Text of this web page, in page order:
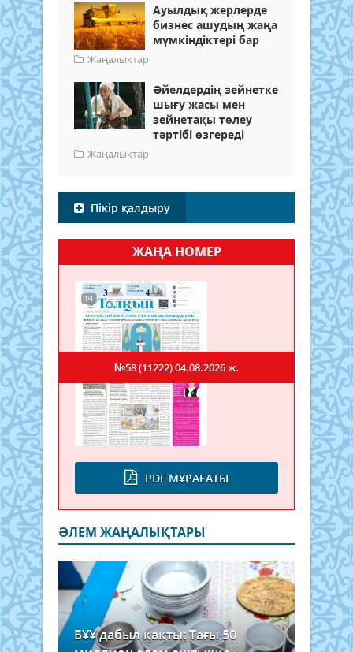
Ауылдық жерлерде
бизнес ашудың жаңа
мүмкіндіктері бар
Жаңалықтар
Әйелдердің зейнетке
шығу жасы мен
зейнетақы төлеу
тәртібі өзгереді
Жаңалықтар
Пікір қалдыру
ЖАҢА НОМЕР
PDF МҰРАҒАТЫ
№58 (11222)04.08.2026 ж.
ӘЛЕМ ЖАҢАЛЫҚТАРЫ
БҰҰ дабыл қақты: Тағы 50